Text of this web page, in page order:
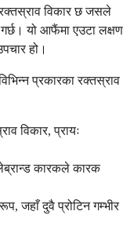
विकार छ जसले
यो आफैंमा एउटा लक्षण
हो।
प्रकारका रक्तस्राव
विकार, प्रायः
कारकले कारक
जहाँ दुवै प्रोटिन गम्भीर